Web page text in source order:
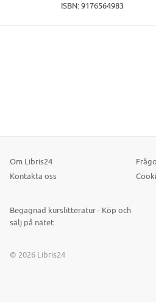
ISBN: 9176564983
Om Libris24
Kontakta oss
Begagnad kurslitteratur - Köp och
sälj på nätet
© 2026 Libris24